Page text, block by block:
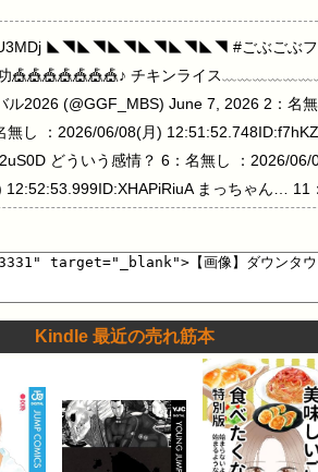
◣◥◣◥◣◥◣◥◣◥◣◥ #ごぶごぶフ
チキンライス
2026 (@GGF_MBS) June 7, 2026 2：名
無し ：2026/06/08(月)
どういう感情？ 6：名無し ：2026/
まっちゃん… 11
ぐらいあるやろ…
Kindle 最近の売れ筋本